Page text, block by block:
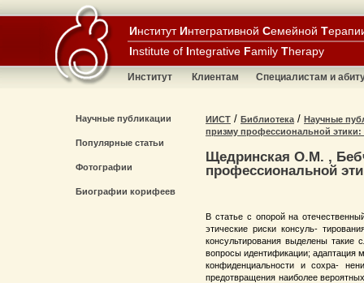
Институт Интегративной Семейной Т
Institute of Integrative Family Therapy
Институт Клиентам Специалистам и
Научные публикации
Популярные статьи
Фотографии
Биографии корифеев
ИИСТ / Библиотека/ Научные
призму профессиональной
Щедринская О.М. ,
профессиональной
В статье с опорой на
этические риски консуль-
консультирования выделены такие
вопросы идентификации; адаптация
конфиденциальности и сохра-
предотвращения наиболее